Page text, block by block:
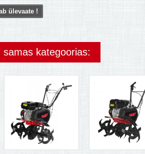
ülevaate !
kategoorias: